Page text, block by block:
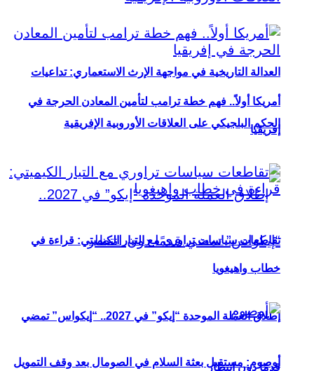
العدالة التاريخية في مواجهة الإرث الاستعماري: تداعيات
الحكم البلجيكي على العلاقات الأوروبية الإفريقية
إطلاق العملة الموحدة “إيكو” في 2027.. “إيكواس” تمضي
قدمًا دون انتظار
أمريكا أولاً.. فهم خطة ترامب لتأمين المعادن الحرجة في
إفريقيا
تقاطعات سياسات تراوري مع التيار الكيميتي: قراءة في
خطاب واهيغويا
أوصوم: مستقبل بعثة السلام في الصومال بعد وقف التمويل